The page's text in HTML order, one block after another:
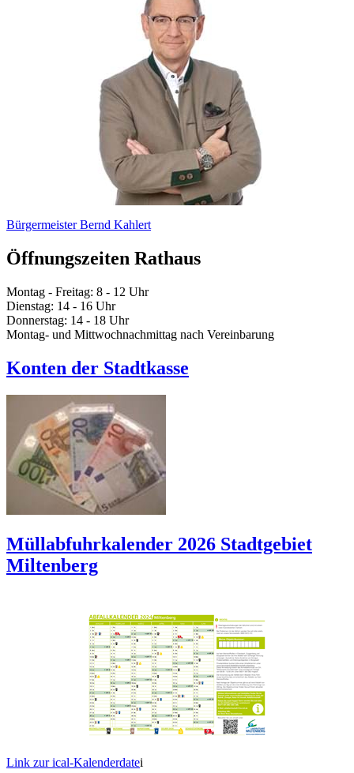
Bürgermeister Bernd Kahlert
Öffnungszeiten Rathaus
Montag - Freitag: 8 - 12 Uhr
Dienstag: 14 - 16 Uhr
Donnerstag: 14 - 18 Uhr
Montag- und Mittwochnachmittag nach Vereinbarung
Konten der Stadtkasse
Müllabfuhrkalender 2026 Stadtgebiet
Miltenberg
Link zur ical-Kalenderdatei